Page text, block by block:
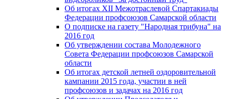
Об итогах XII Межотраслевой Спартакиады
Федерации профсоюзов Самарской области
О подписке на газету "Народная трибуна" на
2016 год
Об утверждении состава Молодежного
Совета Федерации профсоюзов Самарской
области
Об итогах детской летней оздоровительной
кампании 2015 года, участии в ней
профсоюзов и задачах на 2016 год